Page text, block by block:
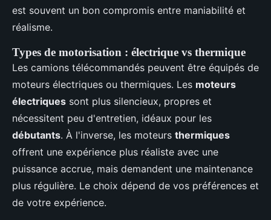
est souvent un bon compromis entre maniabilité et
réalisme.
Types de motorisation : électrique vs thermique
Les camions télécommandés peuvent être équipés de
moteurs électriques ou thermiques. Les moteurs
électriques sont plus silencieux, propres et
nécessitent peu d'entretien, idéaux pour les
débutants. À l'inverse, les moteurs thermiques
offrent une expérience plus réaliste avec une
puissance accrue, mais demandent une maintenance
plus régulière. Le choix dépend de vos préférences et
de votre expérience.